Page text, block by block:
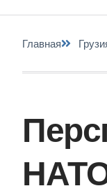
Главная